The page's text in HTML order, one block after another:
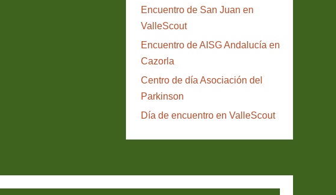
Encuentro de San Juan en
ValleScout
Encuentro de AISG Andalucía en
Cazorla
Centro de día Asociación del
Parkinson
Día de encuentro en ValleScout